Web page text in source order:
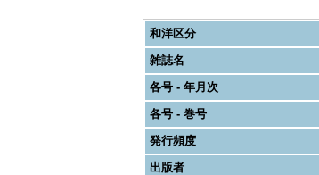
和洋区分
雑誌名
各号 - 年月次
各号 - 巻号
発行頻度
出版者